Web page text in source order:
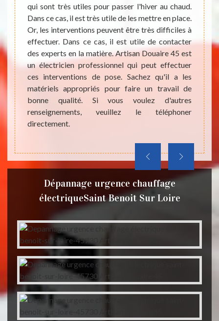
se
En
il est
en la
et
qui sont très utiles pour passer l'hiver au chaud.
Dans ce cas, il est très utile de les mettre en place.
Or, les interventions peuvent être très difficiles à
effectuer. Dans ce cas, il est utile de contacter
des experts en la matière. Artisan Douaire 45 est
un électricien professionnel qui peut effectuer
ces interventions de pose. Sachez qu'il a les
matériels appropriés pour faire un travail de
bonne qualité. Si vous voulez d'autres
renseignements, veuillez le téléphoner
directement.
La
En
Il
très
en
qui
Dépannage urgence chauffage
électriqueSaint Benoit Sur Loire